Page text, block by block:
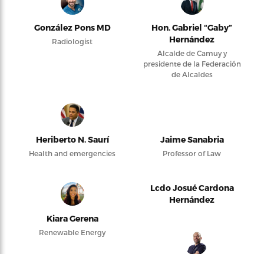
González Pons MD
Radiologist
Hon. Gabriel “Gaby”
Hernández
Alcalde de Camuy y
presidente de la Federación
de Alcaldes
Heriberto N. Saurí
Health and emergencies
Jaime Sanabria
Professor of Law
Kiara Gerena
Renewable Energy
Lcdo Josué Cardona
Hernández